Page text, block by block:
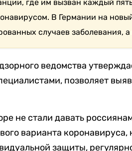
где им вызван каждый
В Германии на
случаев заболевания,
ведомства
позволяет
не стали давать
варианта коронавируса,
защиты,